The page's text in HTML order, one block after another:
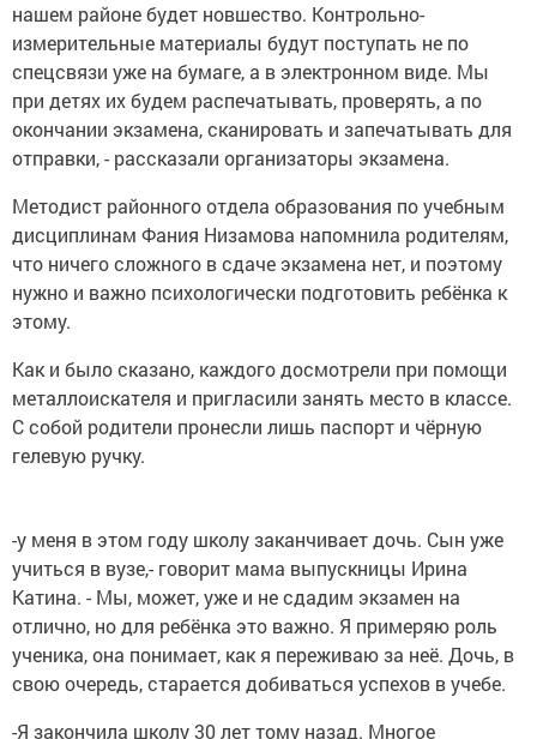
нашем районе будет новшество. Контрольно-
измерительные материалы будут поступать не по
спецсвязи уже на бумаге, а в электронном виде. Мы
при детях их будем распечатывать, проверять, а по
окончании экзамена, сканировать и запечатывать для
отправки, - рассказали организаторы экзамена.
Методист районного отдела образования по учебным
дисциплинам Фания Низамова напомнила родителям,
что ничего сложного в сдаче экзамена нет, и поэтому
нужно и важно психологически подготовить ребёнка к
этому.
Как и было сказано, каждого досмотрели при помощи
металлоискателя и пригласили занять место в классе.
С собой родители пронесли лишь паспорт и чёрную
гелевую ручку.
-у меня в этом году школу заканчивает дочь. Сын уже
учиться в вузе,- говорит мама выпускницы Ирина
Катина. - Мы, может, уже и не сдадим экзамен на
отлично, но для ребёнка это важно. Я примеряю роль
ученика, она понимает, как я переживаю за неё. Дочь, в
свою очередь, старается добиваться успехов в учебе.
-Я закончила школу 30 лет тому назад. Многое